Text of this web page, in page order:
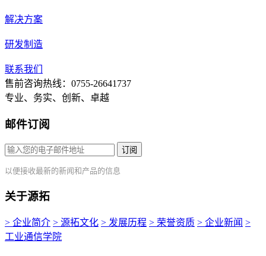
解决方案
研发制造
联系我们
售前咨询热线：0755-26641737
专业、务实、创新、卓越
邮件订阅
订阅
以便接收最新的新闻和产品的信息
关于源拓
> 企业简介 > 源拓文化 > 发展历程 > 荣誉资质 > 企业新闻 >
工业通信学院